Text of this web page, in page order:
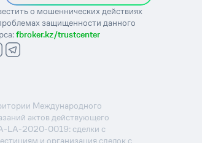
о мошеннических действиях
защищенности данного
fbroker.kz/trustcenter
Международного
актов действующего
LA-2020-0019: сделки с
и организация сделок с